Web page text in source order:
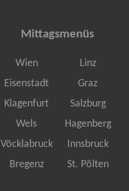
Mittagsmenüs
Wien
Linz
Eisenstadt
Graz
Klagenfurt
Salzburg
Wels
Hagenberg
Vöcklabruck
Innsbruck
Bregenz
St. Pölten